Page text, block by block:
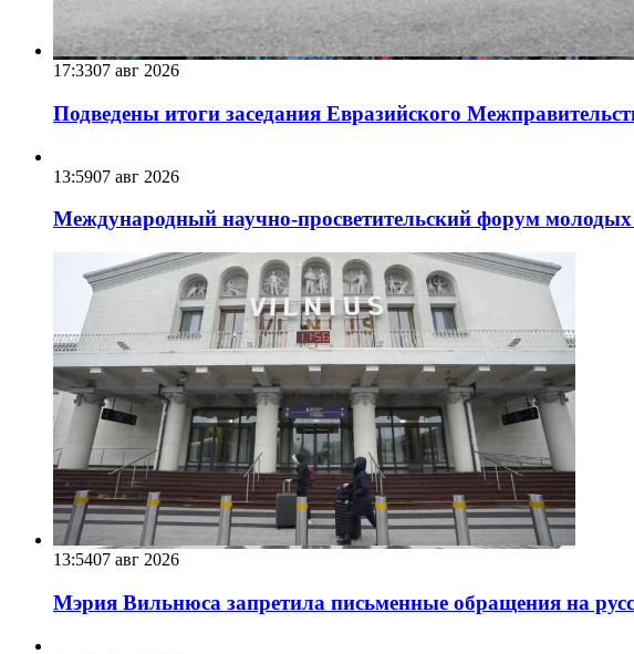
17:3307 авг 2026
Подведены итоги заседания Евразийского
13:5907 авг 2026
Международный научно-просветительский форум
13:5407 авг 2026
Мэрия Вильнюса запретила письменные обращения на